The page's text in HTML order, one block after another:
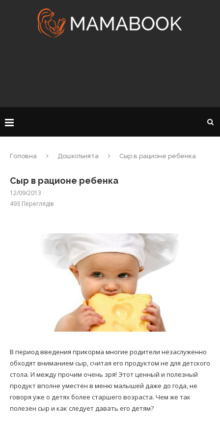
Головна Дошкільнята Сыр в рационе ребенка
Сыр в рационе ребенка
12/09/2013
493 Переглядів
В период введения прикорма многие родители незаслуженно
обходят вниманием сыр, считая его продуктом не для детского
стола. И между прочим очень зря! Этот ценный и полезный
продукт вполне уместен в меню малышей даже до года, не
говоря уже о детях более старшего возраста. Чем же так
полезен сыр и как следует давать его детям?